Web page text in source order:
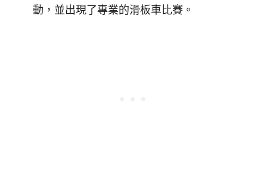
動，並出現了專業的滑板車比賽。